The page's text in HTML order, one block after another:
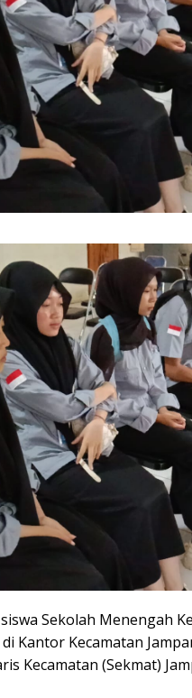
Sekolah Menengah
Kantor Kecamatan
Kecamatan (Sekmat)